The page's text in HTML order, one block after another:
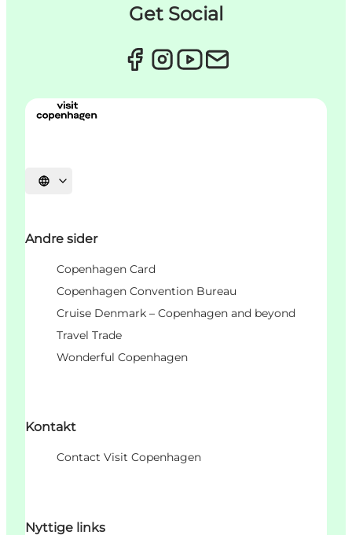
Get Social
Vælg sprog
Andre sider
Copenhagen Card
Copenhagen Convention Bureau
Cruise Denmark – Copenhagen and beyond
Travel Trade
Wonderful Copenhagen
Kontakt
Contact Visit Copenhagen
Nyttige links